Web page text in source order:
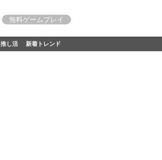
無料ゲームプレイ
推し活 新着トレンド